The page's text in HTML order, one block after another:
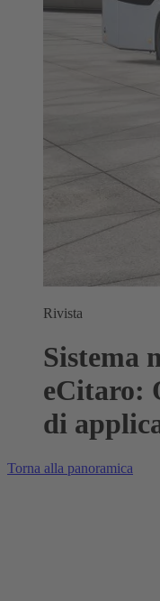
Rivista
Sistema
eCitaro:
di
Torna alla panoramica